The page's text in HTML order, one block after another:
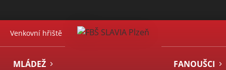
Venkovní hřiště
MLÁDEŽ FANOUŠCI